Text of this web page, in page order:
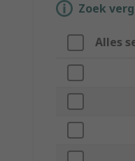
Zoek
Alles